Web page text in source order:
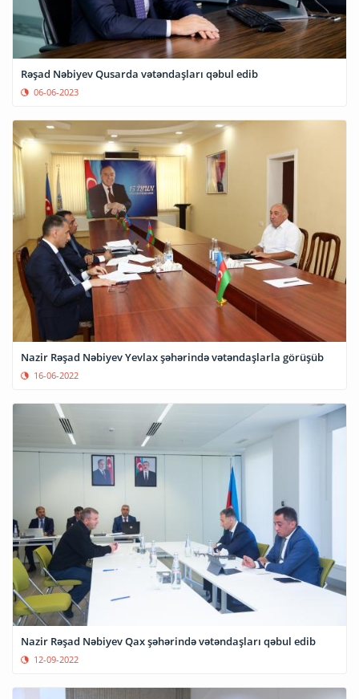
Rəşad Nəbiyev Qusarda vətəndaşları qəbul edib
06-06-2023
Nazir Rəşad Nəbiyev Yevlax şəhərində vətəndaşlarla görüşüb
16-06-2022
Nazir Rəşad Nəbiyev Qax şəhərində vətəndaşları qəbul edib
12-09-2022